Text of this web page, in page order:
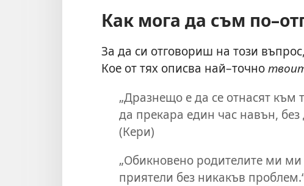
Как мога да съм
За да си отговориш на този
Кое от тях описва най–точно
„Дразнещо е да се отнасят към
да прекара един час навън,
(Кери)
„Обикновено родителите ми
приятели без никакъв